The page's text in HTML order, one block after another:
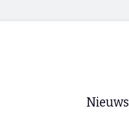
Nieuws